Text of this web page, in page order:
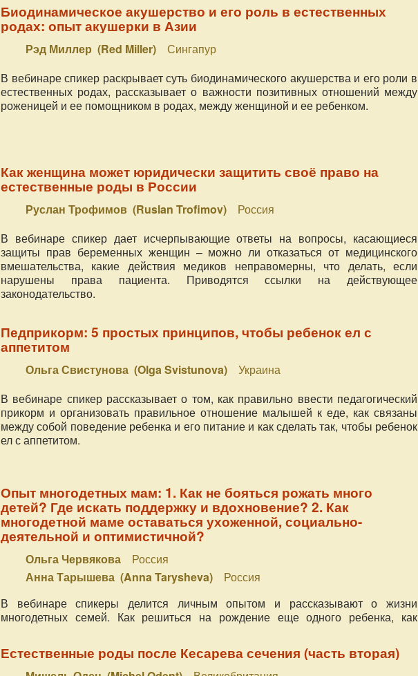
Биодинамическое акушерство и его роль в естественных
родах: опыт акушерки в Азии
Рэд Миллер (Red Miller)
Сингапур
В вебинаре спикер раскрывает суть биодинамического акушерства и его роли в
естественных родах, рассказывает о важности позитивных отношений между
роженицей и ее помощником в родах, между женщиной и ее ребенком.
Как женщина может юридически защитить своё право на
естественные роды в России
Руслан Трофимов (Ruslan Trofimov)
Россия
В вебинаре спикер дает исчерпывающие ответы на вопросы, касающиеся
защиты прав беременных женщин – можно ли отказаться от медицинского
вмешательства, какие действия медиков неправомерны, что делать, если
нарушены права пациента. Приводятся ссылки на действующее
законодательство.
Педприкорм: 5 простых принципов, чтобы ребенок ел с
аппетитом
Ольга Свистунова (Olga Svistunova)
Украина
В вебинаре спикер рассказывает о том, как правильно ввести педагогический
прикорм и организовать правильное отношение малышей к еде, как связаны
между собой поведение ребенка и его питание и как сделать так, чтобы ребенок
ел с аппетитом.
Опыт многодетных мам: 1. Как не бояться рожать много
детей? Где искать поддержку и вдохновение? 2. Как
многодетной маме оставаться ухоженной, социально-
деятельной и оптимистичной?
Ольга Червякова
Россия
Анна Тарышева (Anna Tarysheva)
Россия
В вебинаре спикеры делится личным опытом и рассказывают о жизни
многодетных семей. Как решиться на рождение еще одного ребенка, как
Естественные роды после Кесарева сечения (часть вторая)